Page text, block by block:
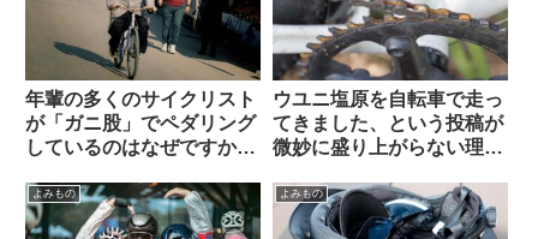
年輩の多くのサイクリスト
が「ガニ股」でペダリング
しているのはなぜですか
ウユニ塩原を自転車で走っ
てきました、という投稿が
微妙に盛り上がらない理由
よみもの よみもの